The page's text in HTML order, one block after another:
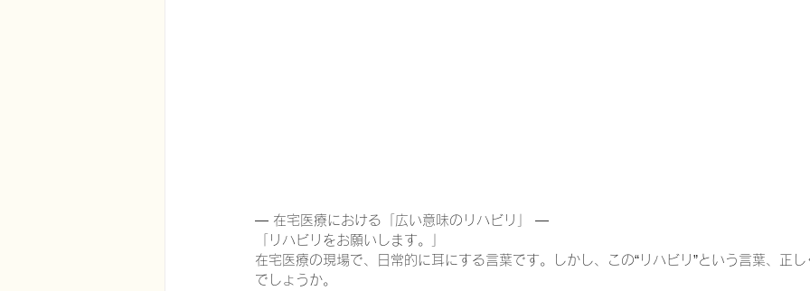
― 在宅医療における「広い意味のリハビリ」 ―
「リハビリをお願いします。」
在宅医療の現場で、日常的に耳にする言葉です。しかし、この“リハビリ”という言葉、正
でしょうか。